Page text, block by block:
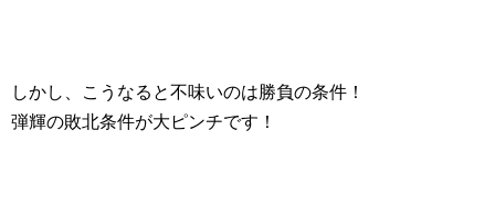
しかし、こうなると不味いのは勝負の条件！
弾輝の敗北条件が大ピンチです！